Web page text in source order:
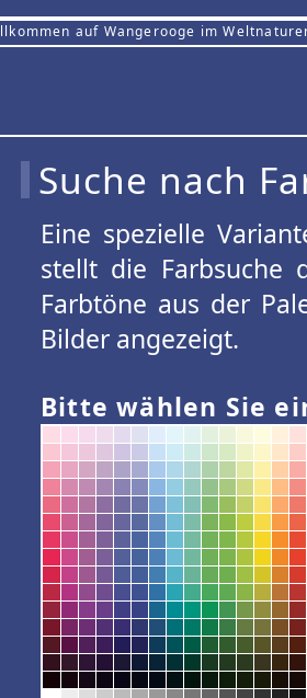
auf Wangerooge im
Suche nach
Eine spezielle
stellt die Farbsuche
Farbtöne aus der
Bilder angezeigt.
Bitte wählen Sie